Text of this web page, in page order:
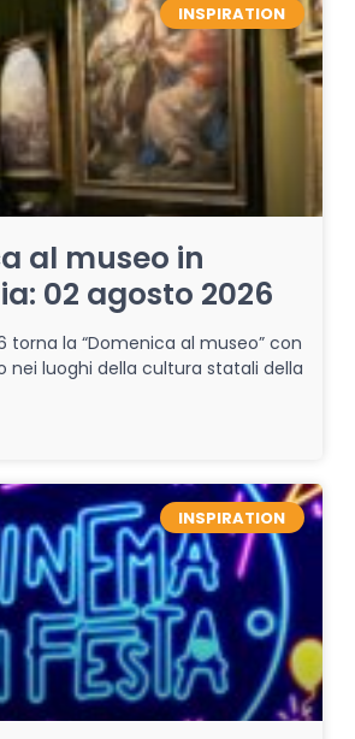
INSPIRATION
al museo in
02 agosto 2026
torna la “Domenica al museo” con
nei luoghi della cultura statali della
INSPIRATION